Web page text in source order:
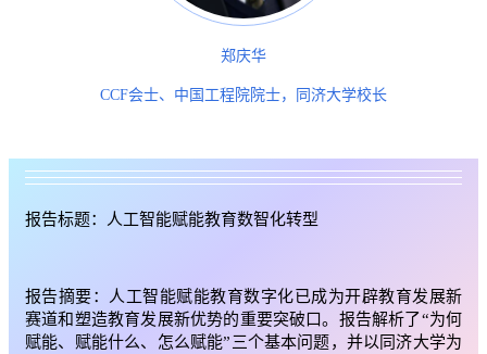
郑庆华
CCF会士、中国工程院院士，同济大学校长
报告标题：人工智能赋能教育数智化转型
报告摘要：人工智能赋能教育数字化已成为开辟教育发展新
赛道和塑造教育发展新优势的重要突破口。报告解析了“为何
赋能、赋能什么、怎么赋能”三个基本问题，并以同济大学为